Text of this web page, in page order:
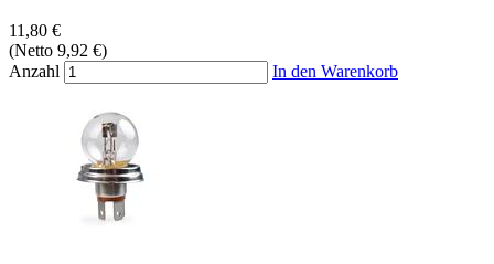
11,80 €
(Netto 9,92 €)
Anzahl
In den Warenkorb